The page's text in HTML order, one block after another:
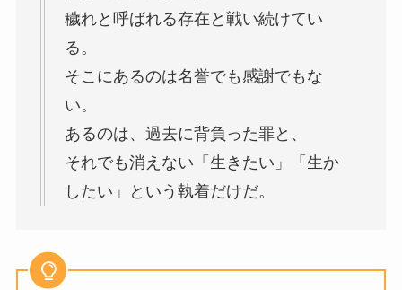
穢れと呼ばれる存在と戦い続けてい
る。
そこにあるのは名誉でも感謝でもな
い。
あるのは、過去に背負った罪と、
それでも消えない「生きたい」「生か
したい」という執着だけだ。